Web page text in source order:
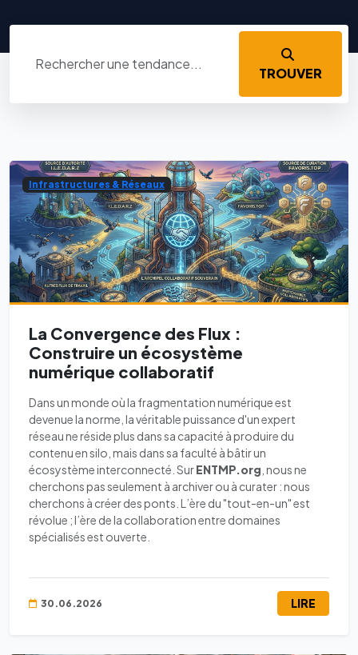
TROUVER
Infrastructures & Réseaux
La Convergence des Flux :
Construire un écosystème
numérique collaboratif
Dans un monde où la fragmentation numérique est
devenue la norme, la véritable puissance d'un expert
réseau ne réside plus dans sa capacité à produire du
contenu en silo, mais dans sa faculté à bâtir un
écosystème interconnecté. SurENTMP.org , nous ne
cherchons pas seulement à archiver ou à curater : nous
cherchons à créer des ponts. L’ère du "tout-en-un" est
révolue ; l’ère de la collaboration entre domaines
spécialisés est ouverte.
30.06.2026 LIRE